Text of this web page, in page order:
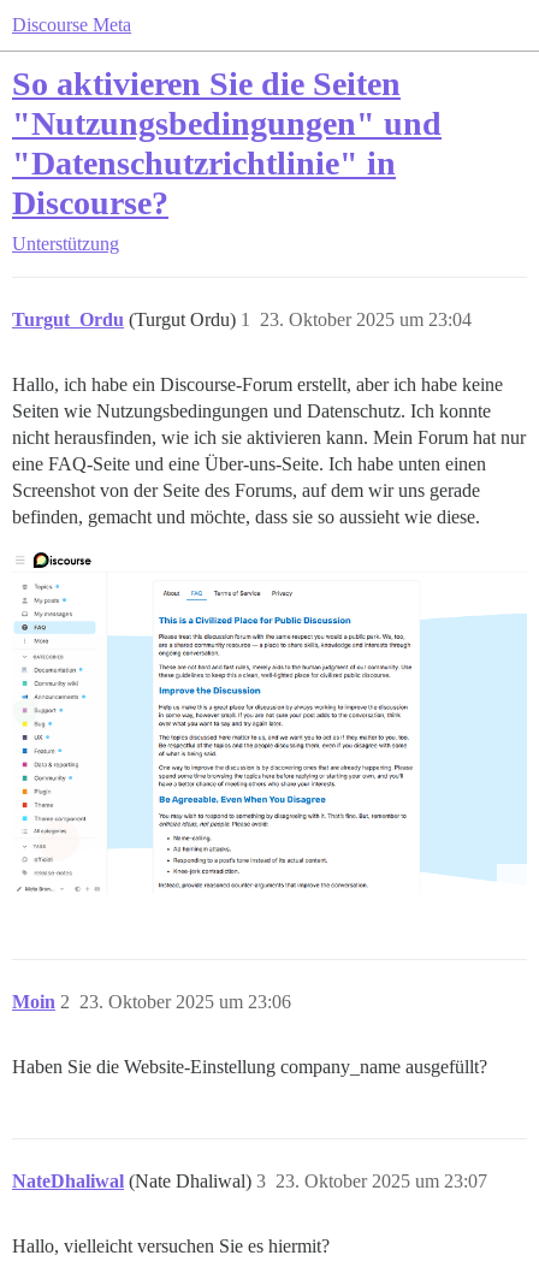
Discourse Meta
So aktivieren Sie die Seiten
"Nutzungsbedingungen" und
"Datenschutzrichtlinie" in
Discourse?
Unterstützung
Turgut_Ordu (Turgut Ordu) 23. Oktober 2025 um 23:04
1
Hallo, ich habe ein Discourse-Forum erstellt, aber ich habe keine
Seiten wie Nutzungsbedingungen und Datenschutz. Ich konnte
nicht herausfinden, wie ich sie aktivieren kann. Mein Forum hat nur
eine FAQ-Seite und eine Über-uns-Seite. Ich habe unten einen
Screenshot von der Seite des Forums, auf dem wir uns gerade
befinden, gemacht und möchte, dass sie so aussieht wie diese.
Moin 23. Oktober 2025 um 23:06
2
Haben Sie die Website-Einstellung company_name ausgefüllt?
NateDhaliwal (Nate Dhaliwal) 23. Oktober 2025 um 23:07
3
Hallo, vielleicht versuchen Sie es hiermit?